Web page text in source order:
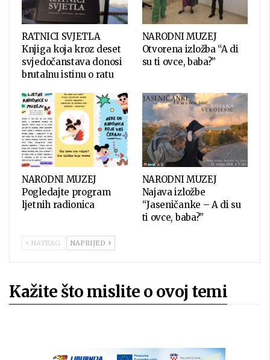
RATNICI SVJETLA
Knjiga koja kroz deset
svjedočanstava donosi
brutalnu istinu o ratu
NARODNI MUZEJ
Otvorena izložba “A di
su ti ovce, baba?”
NARODNI MUZEJ
Pogledajte program
ljetnih radionica
NARODNI MUZEJ
Najava izložbe
“Jaseničanke – A di su
ti ovce, baba?”
NATRAG NAPRIJED
Kažite što mislite o ovoj temi